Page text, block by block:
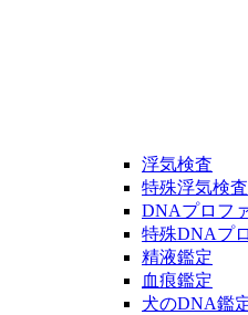
浮気検査
特殊浮気検査
DNAプロフ
特殊DNAプ
精液鑑定
血痕鑑定
犬のDNA鑑